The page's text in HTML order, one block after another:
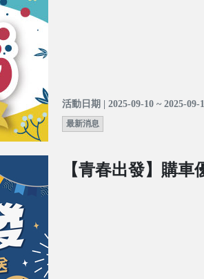
活動日期 | 2025-09-10 ~ 2025-09-
最新消息
【青春出發】購車